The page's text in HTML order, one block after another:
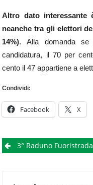
Altro dato interessante
neanche tra gli elettori
14%). Alla domanda
candidatura, il 70 per
cento il 47 appartiene a
Condividi:
Facebook X
Post3° Raduno Fuoristrada 4×4 A Caserta